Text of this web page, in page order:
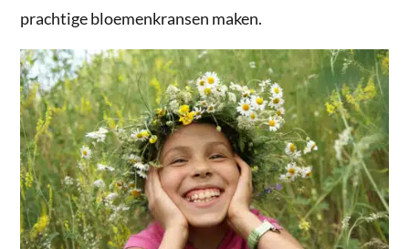
prachtige bloemenkransen maken.